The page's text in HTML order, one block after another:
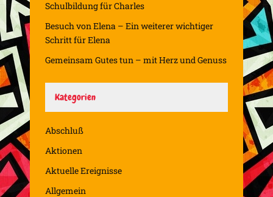
Schulbildung für Charles
Besuch von Elena – Ein weiterer wichtiger
Schritt für Elena
Gemeinsam Gutes tun – mit Herz und Genuss
Kategorien
Abschluß
Aktionen
Aktuelle Ereignisse
Allgemein